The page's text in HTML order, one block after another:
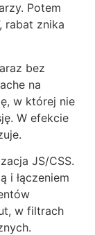
Potem
rabat znika
bez
na
w której nie
W efekcie
JS/CSS.
i łączeniem
w filtrach